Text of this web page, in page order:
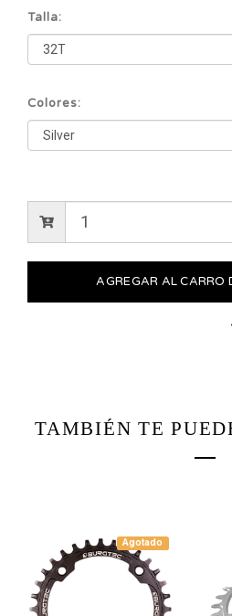
Talla:
Colores:
TAMBIÉN TE
Agotado